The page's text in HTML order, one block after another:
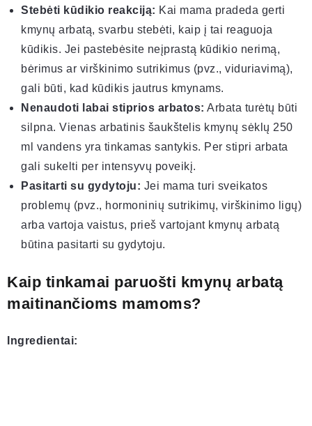
Stebėti kūdikio reakciją: Kai mama pradeda gerti
kmynų arbatą, svarbu stebėti, kaip į tai reaguoja
kūdikis. Jei pastebėsite neįprastą kūdikio nerimą,
bėrimus ar virškinimo sutrikimus (pvz., viduriavimą),
gali būti, kad kūdikis jautrus kmynams.
Nenaudoti labai stiprios arbatos: Arbata turėtų būti
silpna. Vienas arbatinis šaukštelis kmynų sėklų 250
ml vandens yra tinkamas santykis. Per stipri arbata
gali sukelti per intensyvų poveikį.
Pasitarti su gydytoju: Jei mama turi sveikatos
problemų (pvz., hormoninių sutrikimų, virškinimo ligų)
arba vartoja vaistus, prieš vartojant kmynų arbatą
būtina pasitarti su gydytoju.
Kaip tinkamai paruošti kmynų arbatą
maitinančioms mamoms?
Ingredientai: